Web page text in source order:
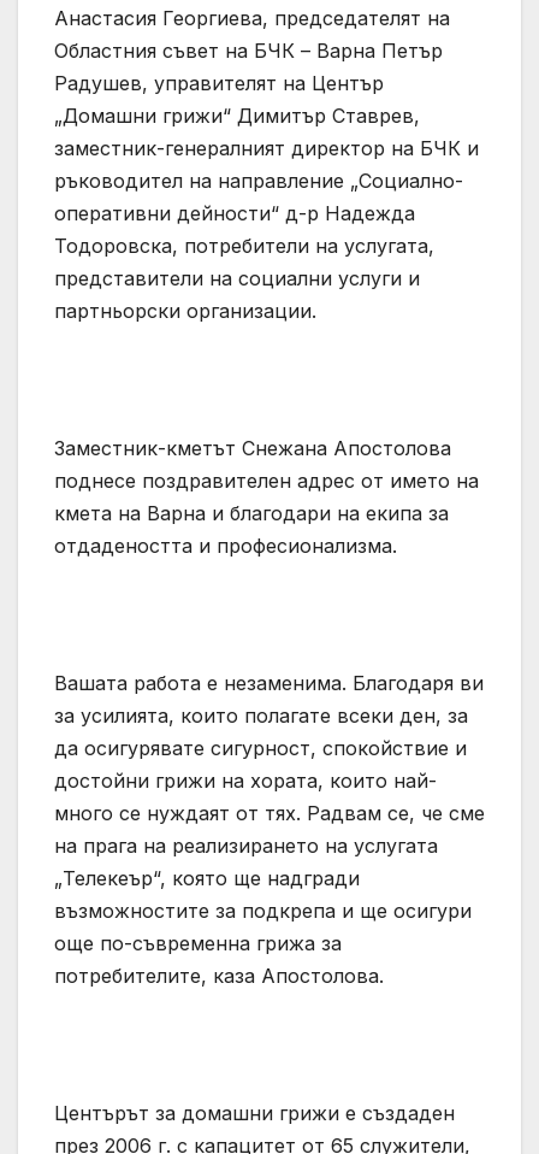
Анастасия Георгиева, председателят на
Областния съвет на БЧК – Варна Петър
Радушев, управителят на Център
„Домашни грижи“ Димитър Ставрев,
заместник-генералният директор на БЧК и
ръководител на направление „Социално-
оперативни дейности“ д-р Надежда
Тодоровска, потребители на услугата,
представители на социални услуги и
партньорски организации.
Заместник-кметът Снежана Апостолова
поднесе поздравителен адрес от името на
кмета на Варна и благодари на екипа за
отдадеността и професионализма.
Вашата работа е незаменима. Благодаря ви
за усилията, които полагате всеки ден, за
да осигурявате сигурност, спокойствие и
достойни грижи на хората, които най-
много се нуждаят от тях. Радвам се, че сме
на прага на реализирането на услугата
„Телекеър“, която ще надгради
възможностите за подкрепа и ще осигури
още по-съвременна грижа за
потребителите, каза Апостолова.
Центърът за домашни грижи е създаден
през 2006 г. с капацитет от 65 служители,